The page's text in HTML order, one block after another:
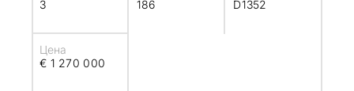
3
186
D1352
Цена
€ 1 270 000